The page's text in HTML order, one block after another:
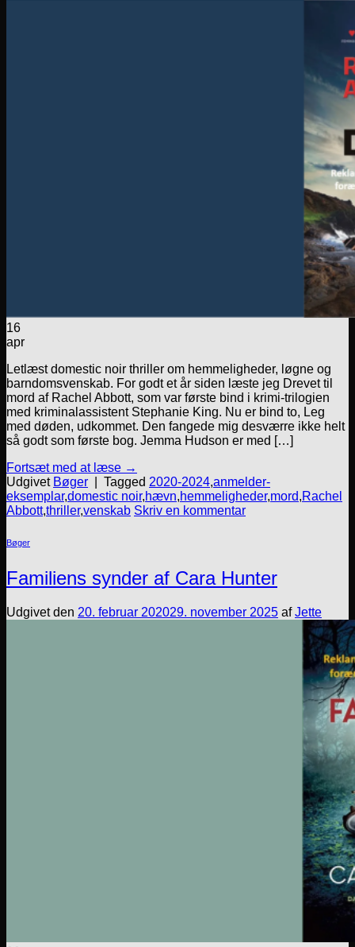
16
apr
Letlæst domestic noir thriller om hemmeligheder, løgne og
barndomsvenskab. For godt et år siden læste jeg Drevet til
mord af Rachel Abbott, som var første bind i krimi-trilogien
med kriminalassistent Stephanie King. Nu er bind to, Leg
med døden, udkommet. Den fangede mig desværre ikke helt
så godt som første bog. Jemma Hudson er med […]
Fortsæt med at læse →
Udgivet Bøger Tagged 2020-2024,anmelder-
eksemplar,domestic noir,hævn,hemmeligheder,mord,Rachel
Abbott,thriller,venskab Skriv en kommentar
Bøger
Familiens synder af Cara Hunter
Udgivet den 20. februar 202029. november 2025 afJette